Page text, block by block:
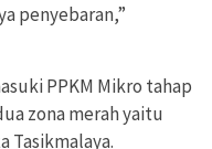
penyebaran,”
PPKM Mikro tahap
zona merah yaitu
Tasikmalaya.